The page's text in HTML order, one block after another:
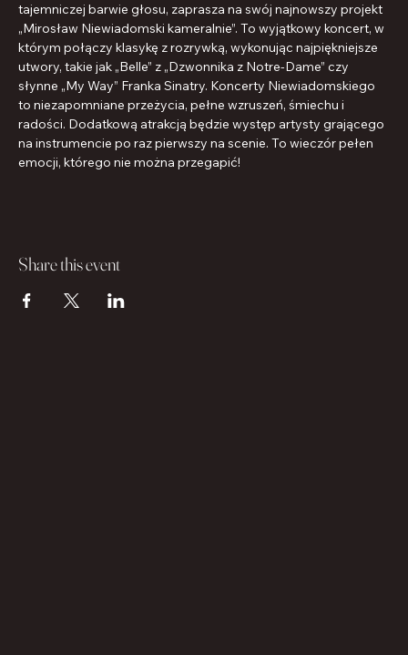
tajemniczej barwie głosu, zaprasza na swój najnowszy projekt
„Mirosław Niewiadomski kameralnie”. To wyjątkowy koncert, w
którym połączy klasykę z rozrywką, wykonując najpiękniejsze
utwory, takie jak „Belle” z „Dzwonnika z Notre-Dame” czy
słynne „My Way” Franka Sinatry. Koncerty Niewiadomskiego
to niezapomniane przeżycia, pełne wzruszeń, śmiechu i
radości. Dodatkową atrakcją będzie występ artysty grającego
na instrumencie po raz pierwszy na scenie. To wieczór pełen
emocji, którego nie można przegapić!
Share this event